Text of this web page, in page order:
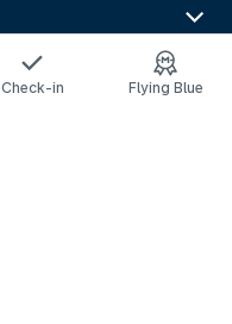
Check-in Flying Blue